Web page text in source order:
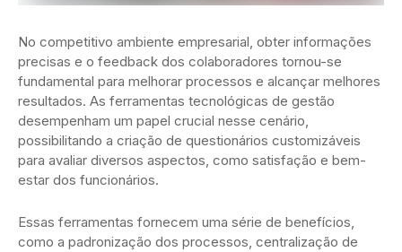
No competitivo ambiente empresarial, obter informações
precisas e o feedback dos colaboradores tornou-se
fundamental para melhorar processos e alcançar melhores
resultados. As ferramentas tecnológicas de gestão
desempenham um papel crucial nesse cenário,
possibilitando a criação de questionários customizáveis
para avaliar diversos aspectos, como satisfação e bem-
estar dos funcionários.
Essas ferramentas fornecem uma série de benefícios,
como a padronização dos processos, centralização de